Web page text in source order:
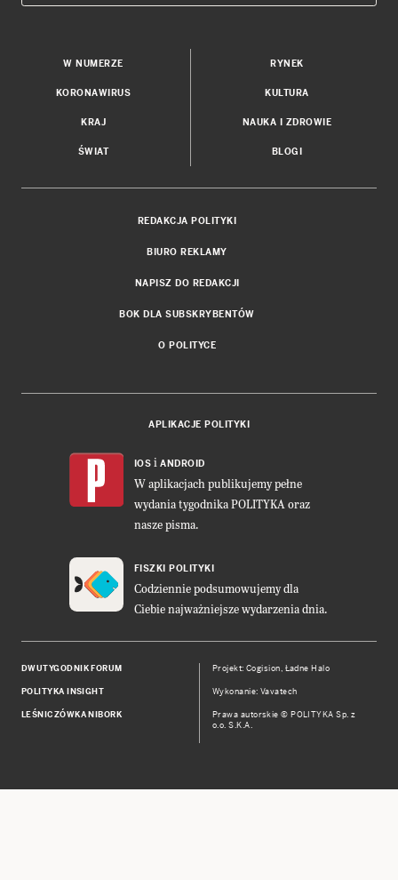
W NUMERZE
KORONAWIRUS
KRAJ
ŚWIAT
RYNEK
KULTURA
NAUKA I ZDROWIE
BLOGI
REDAKCJA POLITYKI
BIURO REKLAMY
NAPISZ DO REDAKCJI
BOK DLA SUBSKRYBENTÓW
O POLITYCE
APLIKACJE POLITYKI
IOS i ANDROID
W aplikacjach publikujemy pełne
wydania tygodnika POLITYKA oraz
nasze pisma.
FISZKI POLITYKI
Codziennie podsumowujemy dla
Ciebie najważniejsze wydarzenia dnia.
DWUTYGODNIK FORUM
POLITYKA INSIGHT
LEŚNICZÓWKA NIBORK
Projekt:Cogision, Ładne Halo
Wykonanie: Vavatech
Prawa autorskie © POLITYKA Sp. z
o.o. S.K.A.